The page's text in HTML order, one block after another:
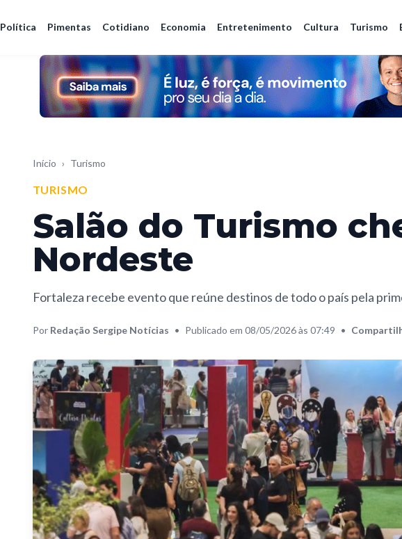
Política Pimentas Cotidiano Economia Entretenimento Cultura Turismo
Início › Turismo
TURISMO
Salão do Turismo
Nordeste
Fortaleza recebe evento que reúne destinos de todo o país pela
Por Redação Sergipe Notícias • Publicado em 08/05/2026 às 07:49 •